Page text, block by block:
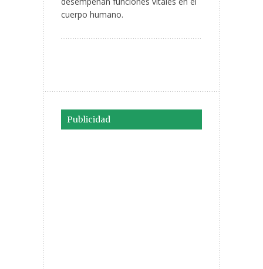
cuerpo humano.
Publicidad